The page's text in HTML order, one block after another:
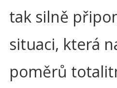
tak silně
situaci, která
poměrů